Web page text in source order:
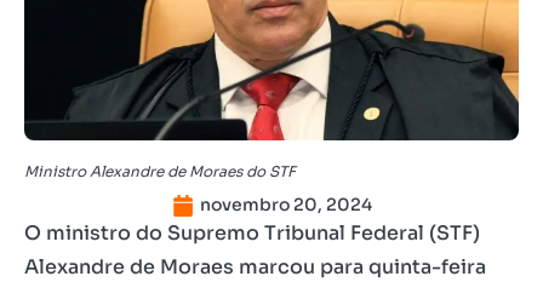
Ministro Alexandre de Moraes do STF
novembro 20, 2024
O ministro do Supremo Tribunal Federal (STF)
Alexandre de Moraes marcou para quinta-feira